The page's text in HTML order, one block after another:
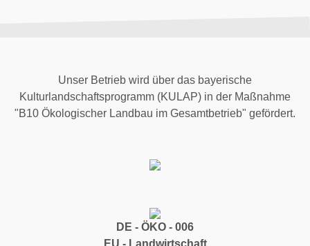
Unser Betrieb wird über das bayerische
Kulturlandschaftsprogramm (KULAP) in der Maßnahme
"B10 Ökologischer Landbau im Gesamtbetrieb" gefördert.
DE - ÖKO - 006